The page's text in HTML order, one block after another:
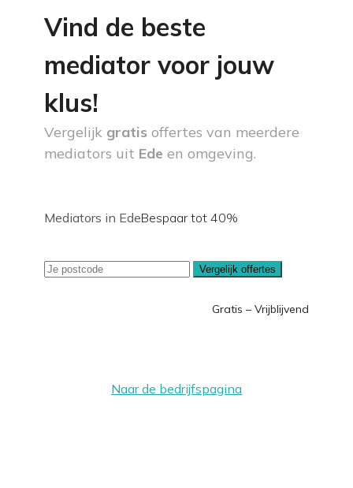
Vind de beste
mediator voor jouw
klus!
Vergelijk gratis offertes van meerdere
mediators uit Ede en omgeving.
Mediators in EdeBespaar tot 40%
Vergelijk offertes
Gratis – Vrijblijvend
Naar de bedrijfspagina